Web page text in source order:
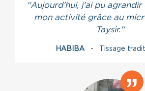
''Aujourd’hui, j’ai pu
mon activité grâce au
Taysir.''
HABIBA- Tissage